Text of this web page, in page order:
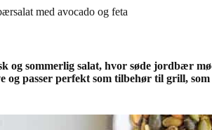
med avocado og feta
og sommerlig salat, hvor søde jordbær
og passer perfekt som tilbehør til grill,